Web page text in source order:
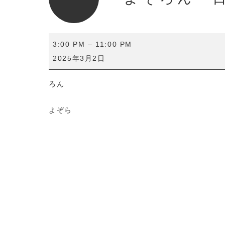
よ
ぞ
ろ
ん
日
3:00 PM – 11:00 PM
2025年3月2日
ろん
よぞら